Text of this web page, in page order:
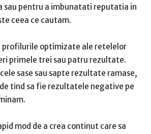
sau pentru a imbunatati reputatia in
ceea ce cautam.
profilurile optimizate ale retelelor
primele trei sau patru rezultate.
sase sau sapte rezultate ramase,
tind sa fie rezultatele negative pe
mod de a crea continut care sa